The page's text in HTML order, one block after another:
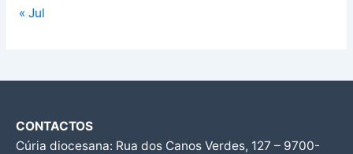
« Jul
CONTACTOS
Cúria diocesana: Rua dos Canos Verdes, 127 – 9700-